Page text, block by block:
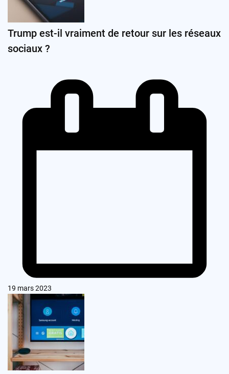
Trump est-il vraiment de retour sur les réseaux
sociaux ?
19 mars 2023